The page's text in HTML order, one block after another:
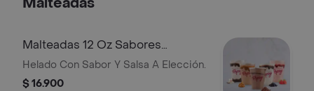
Malteadas 12 Oz Sabores
Tradicionales
Helado Con Sabor Y Salsa A Elección.
$ 16.900